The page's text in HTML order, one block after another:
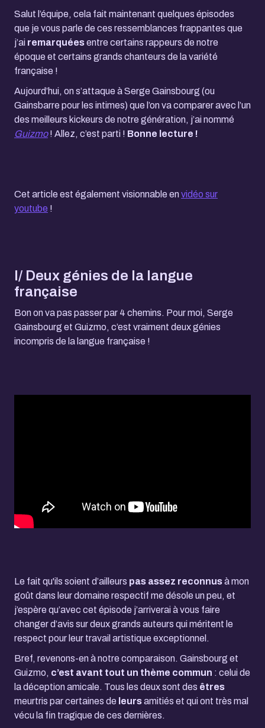
Salut l’équipe, cela fait maintenant quelques épisodes
que je vous parle de ces ressemblances frappantes que
j’ai remarquéesentre certains rappeurs de notre
époque et certains grands chanteurs de la variété
française !
Aujourd’hui, on s’attaque à Serge Gainsbourg (ou
Gainsbarre pour les intimes) que l’on va comparer avec l’un
des meilleurs kickeurs de notre génération, j’ai nommé
Guizmo! Allez, c’est parti ! Bonne lecture !
Cet article est également visionnable envidéo sur
youtube !
I/ Deux génies de la langue
française
Bon on va pas passer par 4 chemins. Pour moi, Serge
Gainsbourg et Guizmo, c’est vraiment deux génies
incompris de la langue française !
Le fait qu'ils soient d’ailleurs pas assez reconnusà mon
goût dans leur domaine respectif me désole un peu, et
j’espère qu’avec cet épisode j’arriveraià vous faire
changer d’avis sur deux grands auteurs qui méritent le
respect pour leur travail artistique exceptionnel.
Bref, revenons-en à notre comparaison. Gainsbourg et
Guizmo, c’est avant tout un thème commun : celui de
la déception amicale. Tous les deux sont des êtres
meurtris par certaines de leursamitiés et qui ont très mal
vécu la fin tragique de ces dernières.